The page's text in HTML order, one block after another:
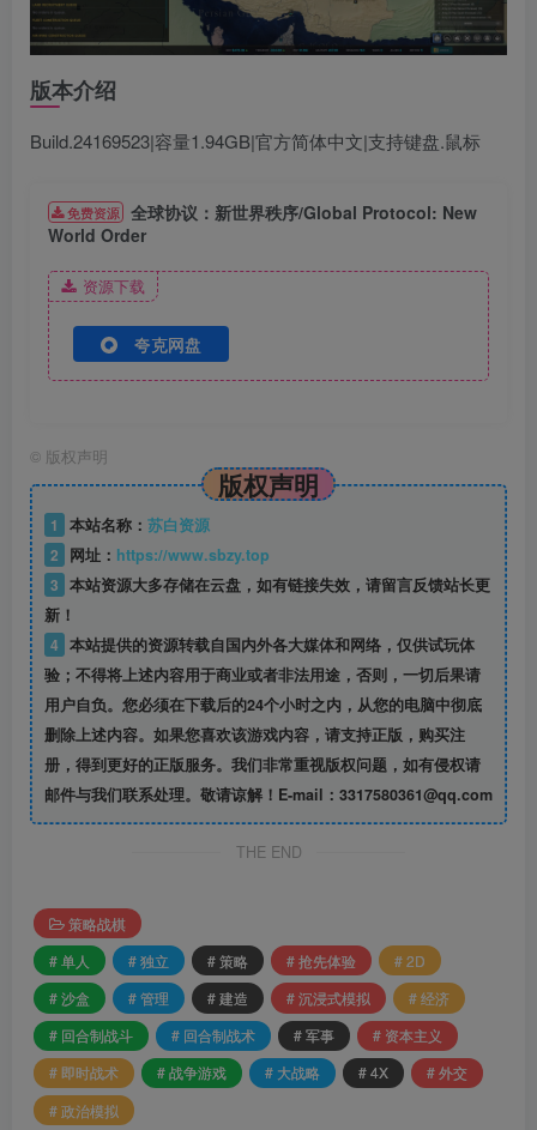
版本介绍
Build.24169523|容量1.94GB|官方简体中文|支持键盘.鼠标
免费资源 全球协议：新世界秩序/Global Protocol: New
World Order
资源下载
夸克网盘
© 版权声明
版权声明
1 本站名称： 苏白资源
2
网址： https://www.sbzy.top
3 本站资源大多存储在云盘，如有链接失效，请留言反馈站长更
新！
4 本站提供的资源转载自国内外各大媒体和网络，仅供试玩体
验；不得将上述内容用于商业或者非法用途，否则，一切后果请
用户自负。您必须在下载后的24个小时之内，从您的电脑中彻底
删除上述内容。如果您喜欢该游戏内容，请支持正版，购买注
册，得到更好的正版服务。我们非常重视版权问题，如有侵权请
邮件与我们联系处理。敬请谅解！E-mail：3317580361@qq.com
THE END
策略战棋
# 单人
# 独立 # 策略 # 抢先体验
# 2D
# 沙盒
# 管理 # 建造 # 沉浸式模拟
# 经济
# 回合制战斗
# 回合制战术 # 军事
# 资本主义
# 即时战术
# 战争游戏 # 大战略 # 4X
# 外交
# 政治模拟